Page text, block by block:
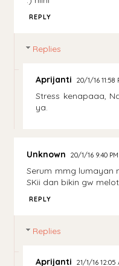
REPLY
Replies
Aprijanti 20/1/16 11:58
Stress kenapaaa,
ya.
Unknown 20/1/16 9:40 PM
Serum mmg lumayan
SKii dan bikin gw
REPLY
Replies
Aprijanti 21/1/16 12:05